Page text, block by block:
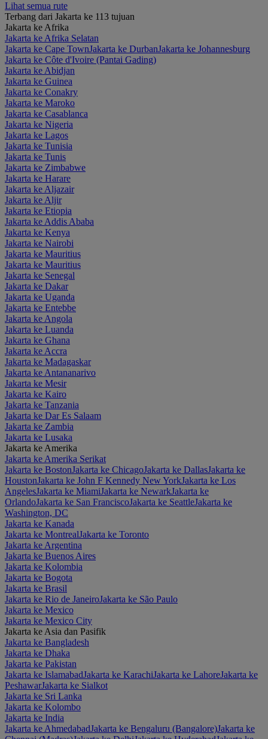
Lihat semua rute
Terbang dari Jakarta ke 113 tujuan
Jakarta ke Afrika
Jakarta ke Afrika Selatan
Jakarta ke Cape TownJakarta ke DurbanJakarta ke Johannesburg
Jakarta ke Côte d'Ivoire (Pantai Gading)
Jakarta ke Abidjan
Jakarta ke Guinea
Jakarta ke Conakry
Jakarta ke Maroko
Jakarta ke Casablanca
Jakarta ke Nigeria
Jakarta ke Lagos
Jakarta ke Tunisia
Jakarta ke Tunis
Jakarta ke Zimbabwe
Jakarta ke Harare
Jakarta ke Aljazair
Jakarta ke Aljir
Jakarta ke Etiopia
Jakarta ke Addis Ababa
Jakarta ke Kenya
Jakarta ke Nairobi
Jakarta ke Mauritius
Jakarta ke Mauritius
Jakarta ke Senegal
Jakarta ke Dakar
Jakarta ke Uganda
Jakarta ke Entebbe
Jakarta ke Angola
Jakarta ke Luanda
Jakarta ke Ghana
Jakarta ke Accra
Jakarta ke Madagaskar
Jakarta ke Antananarivo
Jakarta ke Mesir
Jakarta ke Kairo
Jakarta ke Tanzania
Jakarta ke Dar Es Salaam
Jakarta ke Zambia
Jakarta ke Lusaka
Jakarta ke Amerika
Jakarta ke Amerika Serikat
Jakarta ke BostonJakarta ke ChicagoJakarta ke DallasJakarta ke
HoustonJakarta ke John F Kennedy New YorkJakarta ke Los
AngelesJakarta ke MiamiJakarta ke NewarkJakarta ke
OrlandoJakarta ke San FranciscoJakarta ke SeattleJakarta ke
Washington, DC
Jakarta ke Kanada
Jakarta ke MontrealJakarta ke Toronto
Jakarta ke Argentina
Jakarta ke Buenos Aires
Jakarta ke Kolombia
Jakarta ke Bogota
Jakarta ke Brasil
Jakarta ke Rio de JaneiroJakarta ke São Paulo
Jakarta ke Mexico
Jakarta ke Mexico City
Jakarta ke Asia dan Pasifik
Jakarta ke Bangladesh
Jakarta ke Dhaka
Jakarta ke Pakistan
Jakarta ke IslamabadJakarta ke KarachiJakarta ke LahoreJakarta ke
PeshawarJakarta ke Sialkot
Jakarta ke Sri Lanka
Jakarta ke Kolombo
Jakarta ke India
Jakarta ke AhmedabadJakarta ke Bengaluru (Bangalore)Jakarta ke